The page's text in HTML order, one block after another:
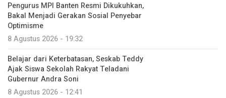
Pengurus MPI Banten Resmi Dikukuhkan,
Bakal Menjadi Gerakan Sosial Penyebar
Optimisme
8 Agustus 2026 - 19:32
Belajar dari Keterbatasan, Seskab Teddy
Ajak Siswa Sekolah Rakyat Teladani
Gubernur Andra Soni
8 Agustus 2026 - 12:41